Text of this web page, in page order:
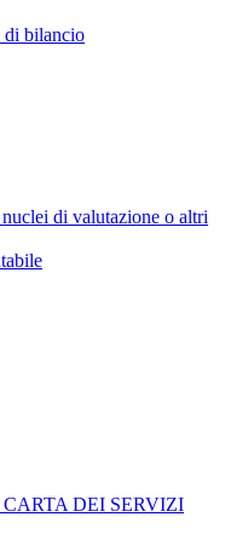
di bilancio
di valutazione o altri
CARTA DEI SERVIZI